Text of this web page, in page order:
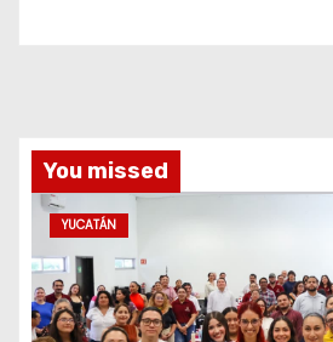
You missed
YUCATÁN